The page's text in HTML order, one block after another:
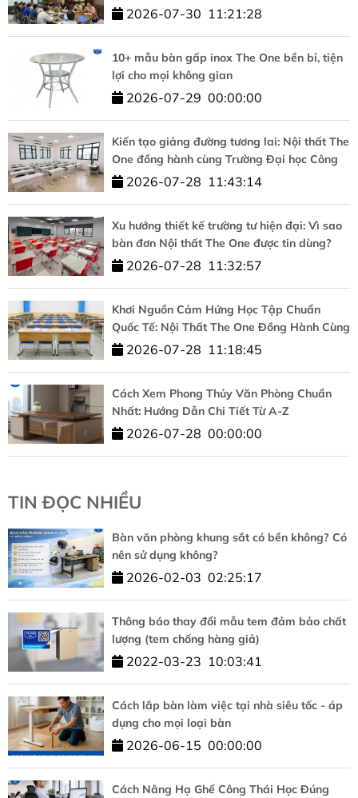
KHẲNG ĐỊNH CAM KẾT CHẤT LƯỢNG VÀ
2026-07-30 11:21:28
10+ mẫu bàn gấp inox The One bền bỉ, tiện
lợi cho mọi không gian
2026-07-29 00:00:00
Kiến tạo giảng đường tương lai: Nội thất The
One đồng hành cùng Trường Đại học Công
nghệ – ĐHQGHN
2026-07-28 11:43:14
Xu hướng thiết kế trường tư hiện đại: Vì sao
bàn đơn Nội thất The One được tin dùng?
2026-07-28 11:32:57
Khơi Nguồn Cảm Hứng Học Tập Chuẩn
Quốc Tế: Nội Thất The One Đồng Hành Cùng
HUFLIT
2026-07-28 11:18:45
Cách Xem Phong Thủy Văn Phòng Chuẩn
Nhất: Hướng Dẫn Chi Tiết Từ A-Z
2026-07-28 00:00:00
TIN ĐỌC NHIỀU
Bàn văn phòng khung sắt có bền không? Có
nên sử dụng không?
2026-02-03 02:25:17
Thông báo thay đổi mẫu tem đảm bảo chất
lượng (tem chống hàng giả)
2022-03-23 10:03:41
Cách lắp bàn làm việc tại nhà siêu tốc - áp
dụng cho mọi loại bàn
2026-06-15 00:00:00
Cách Nâng Hạ Ghế Công Thái Học Đúng